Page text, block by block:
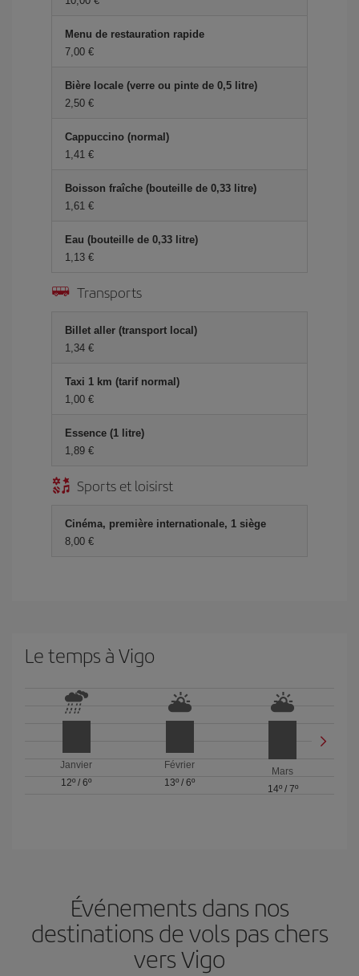
Menu de restauration rapide
7,00 €
Bière locale (verre ou pinte de 0,5 litre)
2,50 €
Cappuccino (normal)
1,41 €
Boisson fraîche (bouteille de 0,33 litre)
1,61 €
Eau (bouteille de 0,33 litre)
1,13 €
Transports
Billet aller (transport local)
1,34 €
Taxi 1 km (tarif normal)
1,00 €
Essence (1 litre)
1,89 €
Sports et loisirst
Cinéma, première internationale, 1 siège
8,00 €
Le temps à Vigo
Janvier
12º /6º
Février
13º / 6º
Mars
14º/ 7º
Événements dans nos
destinations de vols pas chers
vers Vigo